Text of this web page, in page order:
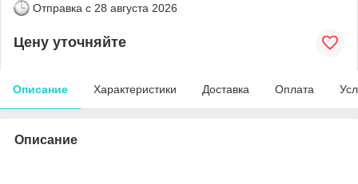
Отправка с 28 августа 2026
Цену уточняйте
Описание Характеристики Доставка Оплата
Описание